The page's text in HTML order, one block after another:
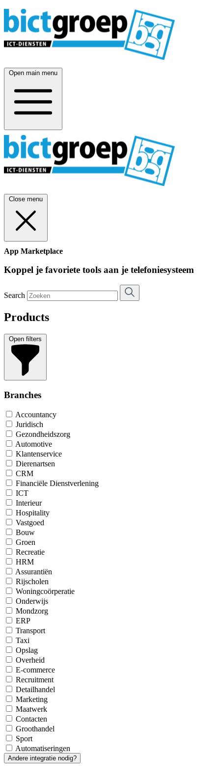
Open main menu
Close menu
App Marketplace
Koppel je favoriete tools aan je telefoniesysteem
Search
Products
Open filters
Branches
Accountancy
Juridisch
Gezondheidszorg
Automotive
Klantenservice
Dierenartsen
CRM
Financiële Dienstverlening
ICT
Interieur
Hospitality
Vastgoed
Bouw
Groen
Recreatie
HRM
Assurantiën
Rijscholen
Woningcoörperatie
Onderwijs
Mondzorg
ERP
Transport
Taxi
Opslag
Overheid
E-commerce
Recruitment
Detailhandel
Marketing
Maatwerk
Contacten
Groothandel
Sport
Automatiseringen
Andere integratie nodig?